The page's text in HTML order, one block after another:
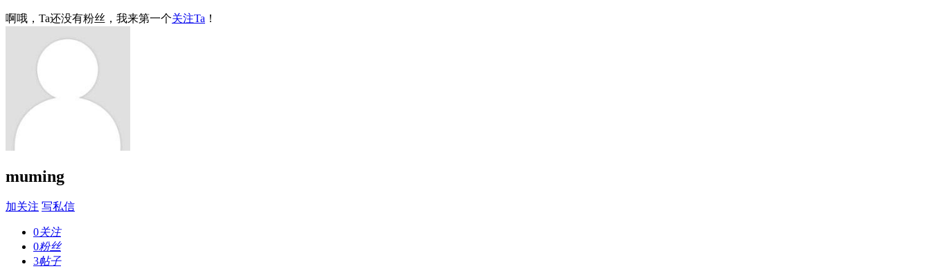
啊哦，Ta还没有粉丝，我来第一个关注Ta ！
muming
加关注 写私信
0关注
0粉丝
3帖子